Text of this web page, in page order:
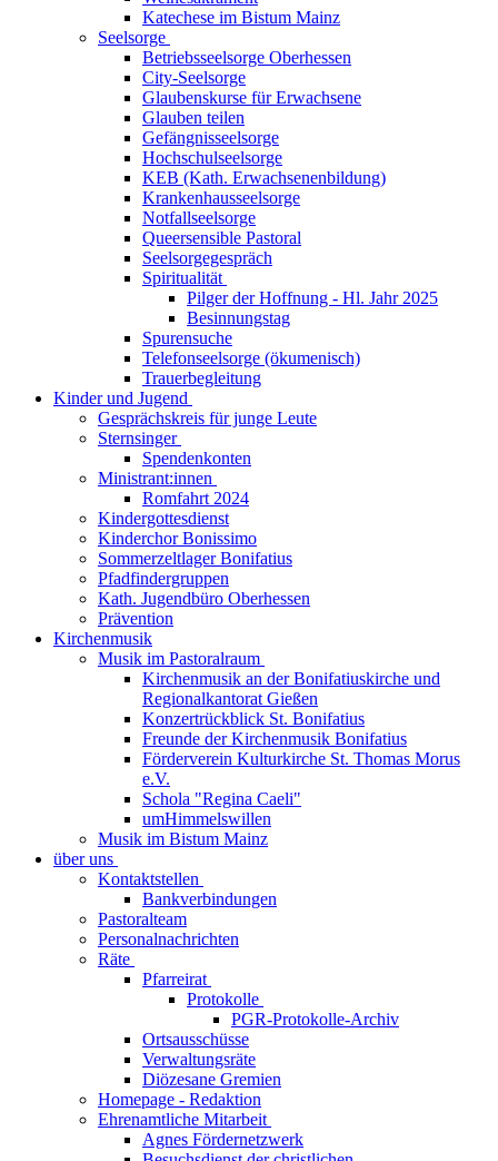
Katechese im Bistum Mainz
Seelsorge
Betriebsseelsorge Oberhessen
City-Seelsorge
Glaubenskurse für Erwachsene
Glauben teilen
Gefängnisseelsorge
Hochschulseelsorge
KEB (Kath. Erwachsenenbildung)
Krankenhausseelsorge
Notfallseelsorge
Queersensible Pastoral
Seelsorgegespräch
Spiritualität
Pilger der Hoffnung - Hl. Jahr 2025
Besinnungstag
Spurensuche
Telefonseelsorge (ökumenisch)
Trauerbegleitung
Kinder und Jugend
Gesprächskreis für junge Leute
Sternsinger
Spendenkonten
Ministrant:innen
Romfahrt 2024
Kindergottesdienst
Kinderchor Bonissimo
Sommerzeltlager Bonifatius
Pfadfindergruppen
Kath. Jugendbüro Oberhessen
Prävention
Kirchenmusik
Musik im Pastoralraum
Kirchenmusik an der Bonifatiuskirche und
Regionalkantorat Gießen
Konzertrückblick St. Bonifatius
Freunde der Kirchenmusik Bonifatius
Förderverein Kulturkirche St. Thomas Morus
e.V.
Schola "Regina Caeli"
umHimmelswillen
Musik im Bistum Mainz
über uns
Kontaktstellen
Bankverbindungen
Pastoralteam
Personalnachrichten
Räte
Pfarreirat
Protokolle
PGR-Protokolle-Archiv
Ortsausschüsse
Verwaltungsräte
Diözesane Gremien
Homepage - Redaktion
Ehrenamtliche Mitarbeit
Agnes Fördernetzwerk